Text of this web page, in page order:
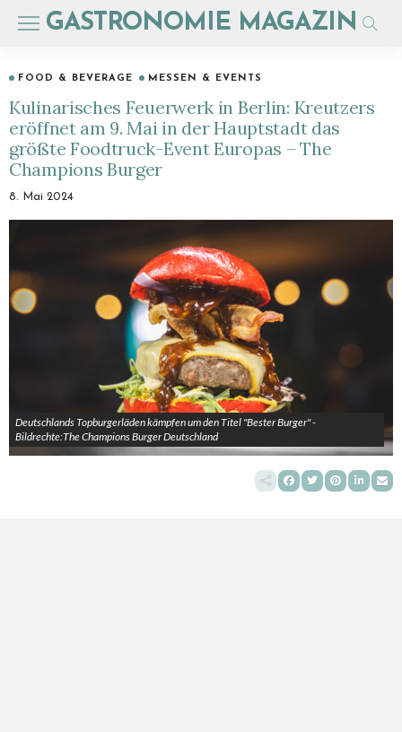
GASTRONOMIE MAGAZIN
FOOD & BEVERAGE MESSEN & EVENTS
Kulinarisches Feuerwerk in Berlin: Kreutzers
eröffnet am 9. Mai in der Hauptstadt das
größte Foodtruck-Event Europas – The
Champions Burger
8. Mai 2024
Deutschlands Topburgerläden kämpfen um den Titel "Bester Burger" -
Bildrechte:The Champions Burger Deutschland